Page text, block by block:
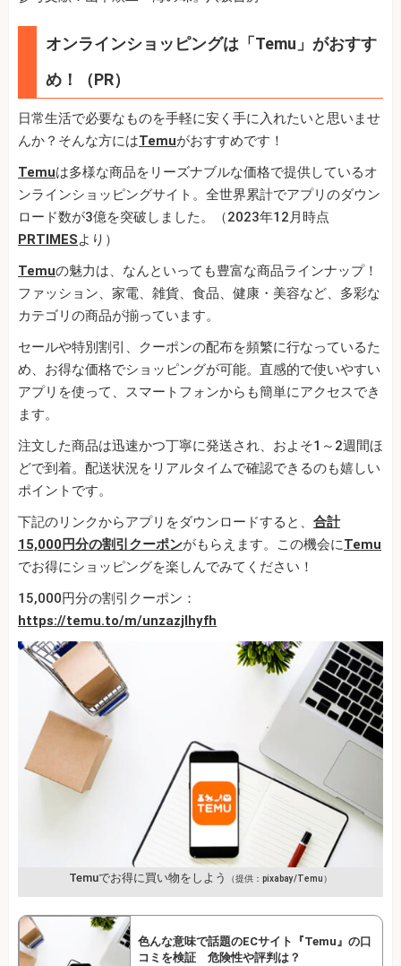
オンラインショッピングは「Temu」がおすす
め！（PR）
日常生活で必要なものを手軽に安く手に入れたいと思いませ
んか？そんな方にはTemuがおすすめです！
Temuは多様な商品をリーズナブルな価格で提供しているオ
ンラインショッピングサイト。全世界累計でアプリのダウン
ロード数が3億を突破しました。（2023年12月時点
PRTIMESより）
Temuの魅力は、なんといっても豊富な商品ラインナップ！
ファッション、家電、雑貨、食品、健康・美容など、多彩な
カテゴリの商品が揃っています。
セールや特別割引、クーポンの配布を頻繁に行なっているた
め、お得な価格でショッピングが可能。直感的で使いやすい
アプリを使って、スマートフォンからも簡単にアクセスでき
ます。
注文した商品は迅速かつ丁寧に発送され、およそ1～2週間ほ
どで到着。配送状況をリアルタイムで確認できるのも嬉しい
ポイントです。
下記のリンクからアプリをダウンロードすると、 合計
15,000円分の割引クーポンがもらえます。この機会にTemu
でお得にショッピングを楽しんでみてください！
15,000円分の割引クーポン：
https://temu.to/m/unzazjlhyfh
Temuでお得に買い物をしよう （提供：pixabay/Temu）
色んな意味で話題のECサイト『Temu』の口
コミを検証 危険性や評判は？